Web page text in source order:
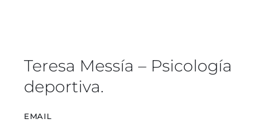
Teresa Messía – Psicología
deportiva.
EMAIL